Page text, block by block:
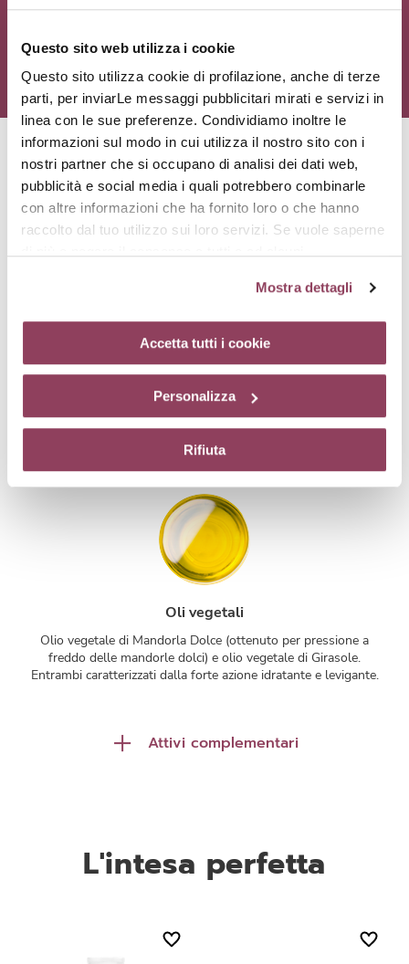
Questo sito web utilizza i cookie
Questo sito utilizza cookie di profilazione, anche di terze
parti, per inviarLe messaggi pubblicitari mirati e servizi in
linea con le sue preferenze. Condividiamo inoltre le
informazioni sul modo in cui utilizza il nostro sito con i
nostri partner che si occupano di analisi dei dati web,
pubblicità e social media i quali potrebbero combinarle
con altre informazioni che ha fornito loro o che hanno
raccolto dal tuo utilizzo sui loro servizi. Se vuole saperne
cliccando sul tasto “Accetta tutti i cookie”. Se non vuole i
“Rifiuta”. Chiudendo questo banner tramite l’apposito
comando “X” continuerai la navigazione del sito in
diversi da quelli tecnici.
Mostra dettagli
Accetta tutti i cookie
Personalizza
Rifiuta
Principi attivi
Alga delle Hawaii
Quest'alga viene coltivata alle Hawaii, in laghi aperti con acqua
potabile fresca unita ad una piccola percentuale di acqua
dell'oceano, che la arricchisce con sali minerali e oligoelementi.
Dona idratazione intensa e per tutta la giornata.
Oli vegetali
Olio vegetale di Mandorla Dolce (ottenuto per pressione a
freddo delle mandorle dolci) e olio vegetale di Girasole.
Entrambi caratterizzati dalla forte azione idratante e levigante.
Attivi complementari
protettivo contro i raggi solari.
La glicerina è stata aggiunta a questa formula per le sue
L'intesa perfetta